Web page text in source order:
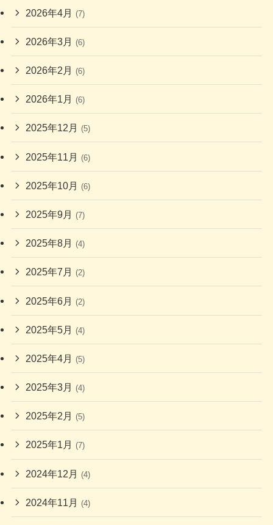
2026年4月 (7)
2026年3月 (6)
2026年2月 (6)
2026年1月 (6)
2025年12月 (5)
2025年11月 (6)
2025年10月 (6)
2025年9月 (7)
2025年8月 (4)
2025年7月 (2)
2025年6月 (2)
2025年5月 (4)
2025年4月 (5)
2025年3月 (4)
2025年2月 (5)
2025年1月 (7)
2024年12月 (4)
2024年11月 (4)